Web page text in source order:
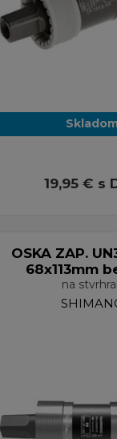
19,95 € s
OSKA ZAP.
68x113mm
na